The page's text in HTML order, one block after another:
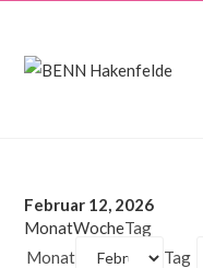
Februar 12, 2026
MonatWocheTag
Monat
Tag